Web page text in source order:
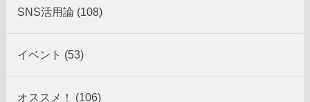
SNS活用論 (108)
イベント (53)
オススメ！ (106)